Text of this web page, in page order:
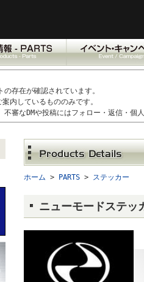
存在が確認されています。
内しているもののみです。
審なDMや投稿にはフォロー・返信・個
ホーム > PARTS > ステッカー
ニューモードステ